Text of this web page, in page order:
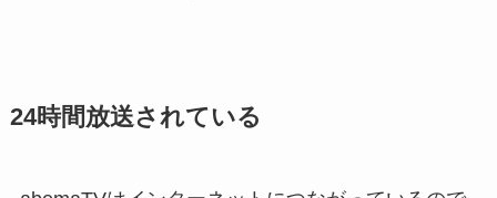
24時間放送されている